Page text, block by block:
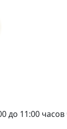
до 11:00